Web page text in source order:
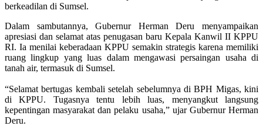
berkeadilan di Sumsel.
Dalam sambutannya, Gubernur Herman Deru menyampaikan
apresiasi dan selamat atas penugasan baru Kepala Kanwil II KPPU
RI. Ia menilai keberadaan KPPU semakin strategis karena memiliki
ruang lingkup yang luas dalam mengawasi persaingan usaha di
tanah air, termasuk di Sumsel.
“Selamat bertugas kembali setelah sebelumnya di BPH Migas, kini
di KPPU. Tugasnya tentu lebih luas, menyangkut langsung
kepentingan masyarakat dan pelaku usaha,” ujar Gubernur Herman
Deru.